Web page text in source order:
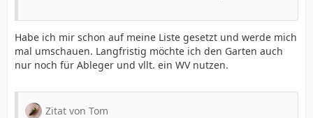
Habe ich mir schon auf meine Liste gesetzt und werde mich
mal umschauen. Langfristig möchte ich den Garten auch
nur noch für Ableger und vllt. ein WV nutzen.
Zitat von Tom